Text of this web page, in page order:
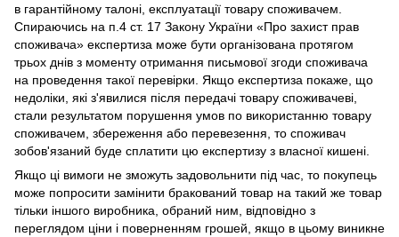
в гарантійному талоні, експлуатації товару споживачем.
Спираючись на п.4 ст. 17 Закону України «Про захист прав
споживача» експертиза може бути організована протягом
трьох днів з моменту отримання письмової згоди споживача
на проведення такої перевірки. Якщо експертиза покаже, що
недоліки, які з'явилися після передачі товару споживачеві,
стали результатом порушення умов по використанню товару
споживачем, збереження або перевезення, то споживач
зобов'язаний буде сплатити цю експертизу з власної кишені.
Якщо ці вимоги не зможуть задовольнити під час, то покупець
може попросити замінити бракований товар на такий же товар
тільки іншого виробника, обраний ним, відповідно з
переглядом ціни і поверненням грошей, якщо в цьому виникне